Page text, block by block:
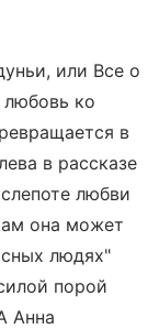
или Все о
ко
в
в рассказе
любви
она может
людях"
порой
Анна